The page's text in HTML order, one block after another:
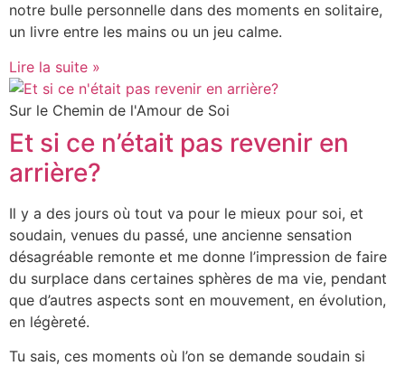
notre bulle personnelle dans des moments en solitaire,
un livre entre les mains ou un jeu calme.
Lire la suite »
Sur le Chemin de l'Amour de Soi
Et si ce n’était pas revenir en
arrière?
Il y a des jours où tout va pour le mieux pour soi, et
soudain, venues du passé, une ancienne sensation
désagréable remonte et me donne l’impression de faire
du surplace dans certaines sphères de ma vie, pendant
que d’autres aspects sont en mouvement, en évolution,
en légèreté.
Tu sais, ces moments où l’on se demande soudain si